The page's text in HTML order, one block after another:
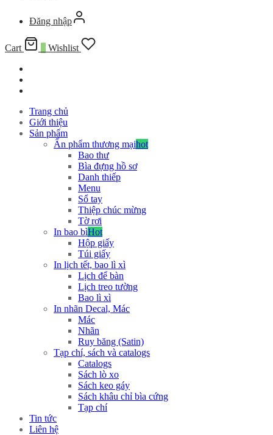
Đăng nhập
Cart Wishlist
Trang chủ
Giới thiệu
Sản phẩm
Ấn phẩm thương mạihot
Bao thư
Bìa đựng hồ sơ
Danh thiếp
Menu
Sổ tay
Thiệp chúc mừng
Tờ rơi
In bao bìHot
Hộp giấy
Túi giấy
In lịch tết, bao lì xì
Lịch để bàn
Lịch treo tường
Bao lì xì
In nhãn Decal, Mác
Mác
Nhãn
Ruy băng (Satin)
Tạp chí, sách và catalogs
Catalogs
Sách lò xo
Sách keo gáy
Sách khâu chỉ bìa cứng
Tạp chí
Tin tức
Liên hệ